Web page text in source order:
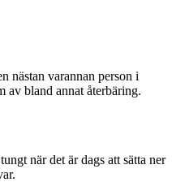
nästan varannan person i
av bland annat återbäring.
när det är dags att sätta ner